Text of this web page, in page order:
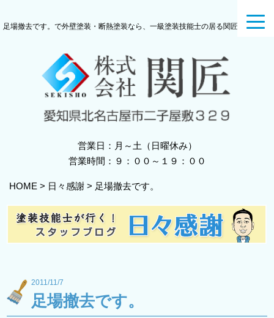
足場撤去です。で外壁塗装・断熱塗装なら、一級塗装技能士の居る関匠へ
営業日：月～土（日曜休み）
営業時間：９：００～１９：００
HOME > 日々感謝 > 足場撤去です。
2011/11/7
足場撤去です。